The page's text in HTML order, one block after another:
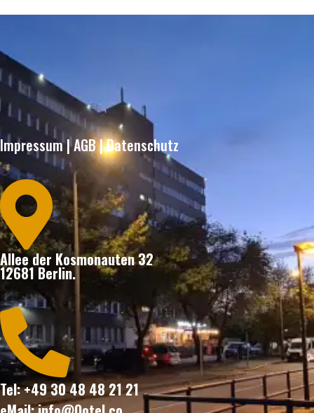
Impressum|AGB|Datenschutz

Allee der Kosmonauten 32
12681 Berlin.

Tel: +49 30 48 48 21 21